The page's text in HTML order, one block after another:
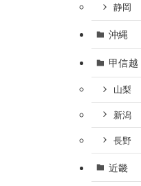
静岡
沖縄
甲信越
山梨
新潟
長野
近畿